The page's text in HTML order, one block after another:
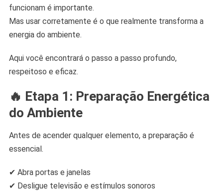
funcionam é importante.
Mas usar corretamente é o que realmente transforma a
energia do ambiente.
Aqui você encontrará o passo a passo profundo,
respeitoso e eficaz.
🔥 Etapa 1: Preparação Energética
do Ambiente
Antes de acender qualquer elemento, a preparação é
essencial.
✔ Abra portas e janelas
✔ Desligue televisão e estímulos sonoros